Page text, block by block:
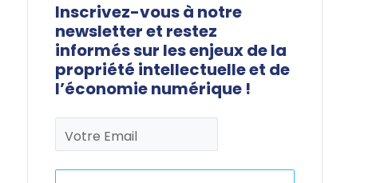
Inscrivez-vous à notre
newsletter et restez
informés sur les enjeux de la
propriété intellectuelle et de
l’économie numérique !
Votre Email